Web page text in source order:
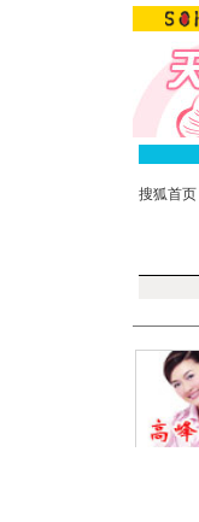
搜狐首页